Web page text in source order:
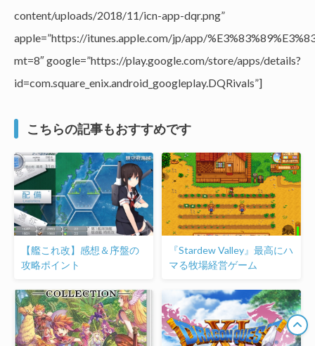
content/uploads/2018/11/icn-app-dqr.png”
apple=”https://itunes.apple.com/jp/app/
mt=8″ google=”https://play.google.com/store/apps/details?
id=com.square_enix.android_googleplay.DQRivals”]
こちらの記事もおすすめです
【艦これ改】感想＆序盤の
攻略ポイント
『Stardew Valley』最高にハ
マる牧場経営ゲーム